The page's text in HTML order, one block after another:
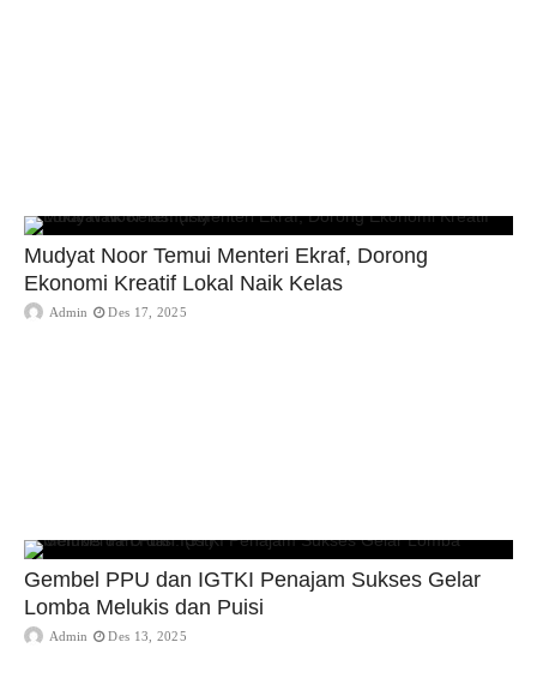
Mudyat Noor Temui Menteri Ekraf, Dorong
Ekonomi Kreatif Lokal Naik Kelas
Admin Des 17, 2025
Gembel PPU dan IGTKI Penajam Sukses Gelar
Lomba Melukis dan Puisi
Admin Des 13, 2025